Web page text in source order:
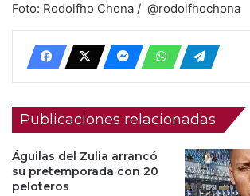
Foto: Rodolfho Chona / @rodolfhochona
Publicaciones relacionadas
Águilas del Zulia arrancó
su pretemporada con 20
peloteros